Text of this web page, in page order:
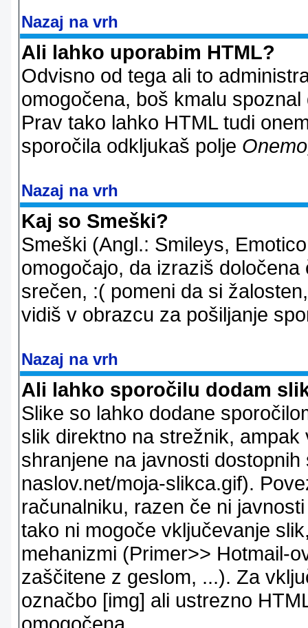
Nazaj na vrh
Ali lahko uporabim HTML?
Odvisno od tega ali to
omogočena, boš kmalu
Prav tako lahko HTML tudi
sporočila odkljukaš polje
Nazaj na vrh
Kaj so Smeški?
Smeški (Angl.: Smileys,
omogočajo, da izraziš
srečen, :( pomeni da si
vidiš v obrazcu za pošiljanje
Nazaj na vrh
Ali lahko sporočilu dodam
Slike so lahko dodane
slik direktno na strežnik,
shranjene na javnosti
naslov.net/moja-slikca.gif).
računalniku, razen če ni
tako ni mogoče vključevanje
mehanizmi (Primer>> Hotmail-
zaščitene z geslom, ...). Za
označbo [img] ali ustrezno